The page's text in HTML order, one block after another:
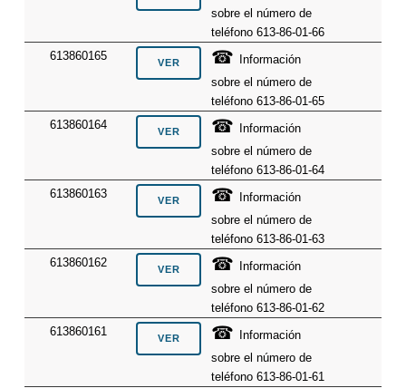
sobre el número de
teléfono 613-86-01-66
613860165
☎
Información
sobre el número de
teléfono 613-86-01-65
613860164
☎
Información
sobre el número de
teléfono 613-86-01-64
613860163
☎
Información
sobre el número de
teléfono 613-86-01-63
613860162
☎
Información
sobre el número de
teléfono 613-86-01-62
613860161
☎
Información
sobre el número de
teléfono 613-86-01-61